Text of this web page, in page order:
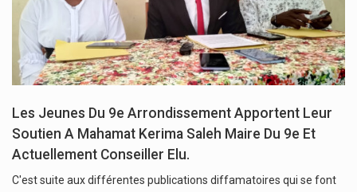
Les Jeunes Du 9e Arrondissement Apportent Leur
Soutien A Mahamat Kerima Saleh Maire Du 9e Et
Actuellement Conseiller Elu.
C'est suite aux différentes publications diffamatoires qui se font